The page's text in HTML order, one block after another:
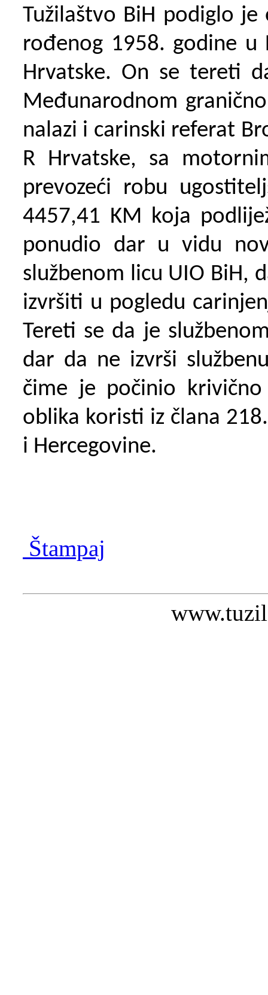
Tužilaštvo BiH podiglo
rođenog 1958. godine u
Hrvatske. On se tereti
Međunarodnom
nalazi i carinski referat
R Hrvatske, sa
prevozeći robu
4457,41 KM koja
ponudio dar u vidu
službenom licu UIO BiH,
izvršiti u pogledu
Tereti se da je
dar da ne izvrši
čime je počinio
oblika koristi iz člana
i Hercegovine.
Štampaj